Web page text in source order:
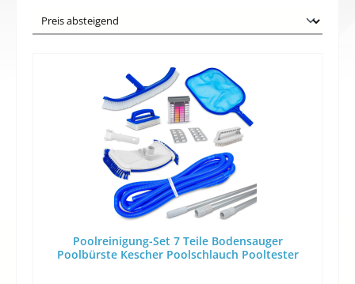
Poolreinigung-Set 7 Teile Bodensauger
Poolbürste Kescher Poolschlauch Pooltester